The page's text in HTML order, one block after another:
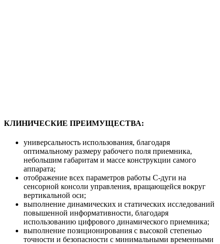
КЛИНИЧЕСКИЕ ПРЕИМУЩЕСТВА:
универсальность использования, благодаря
оптимальному размеру рабочего поля приемника,
небольшим габаритам и массе конструкции самого
аппарата;
отображение всех параметров работы С-дуги на
сенсорной консоли управления, вращающейся вокруг
вертикальной оси;
выполнение динамических и статических исследований
повышенной информативности, благодаря
использованию цифрового динамического приемника;
выполнение позиционирования с высокой степенью
точности и безопасности с минимальными временными